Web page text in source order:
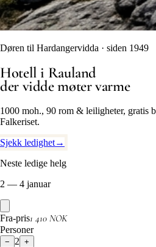
Døren til Hardangervidda · siden 1949
Hotell i Rauland
der vidde møter varme
1000 moh., 90 rom & leiligheter, gratis
Falkeriset.
Sjekk ledighet→
Neste ledige helg
2 — 4 januar
Fra-pris1 410 NOK
Personer
− 2 +